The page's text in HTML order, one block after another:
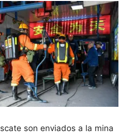
son enviados a la mina